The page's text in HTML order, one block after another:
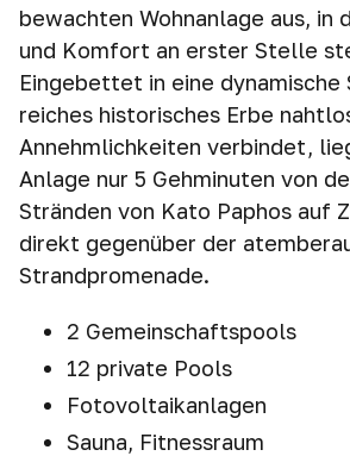
bewachten Wohnanlage aus, in
und Komfort an erster Stelle
Eingebettet in eine dynamische
reiches historisches Erbe
Annehmlichkeiten verbindet,
Anlage nur 5 Gehminuten von
Stränden von Kato Paphos auf
direkt gegenüber der
Strandpromenade.
2 Gemeinschaftspools
12 private Pools
Fotovoltaikanlagen
Sauna, Fitnessraum